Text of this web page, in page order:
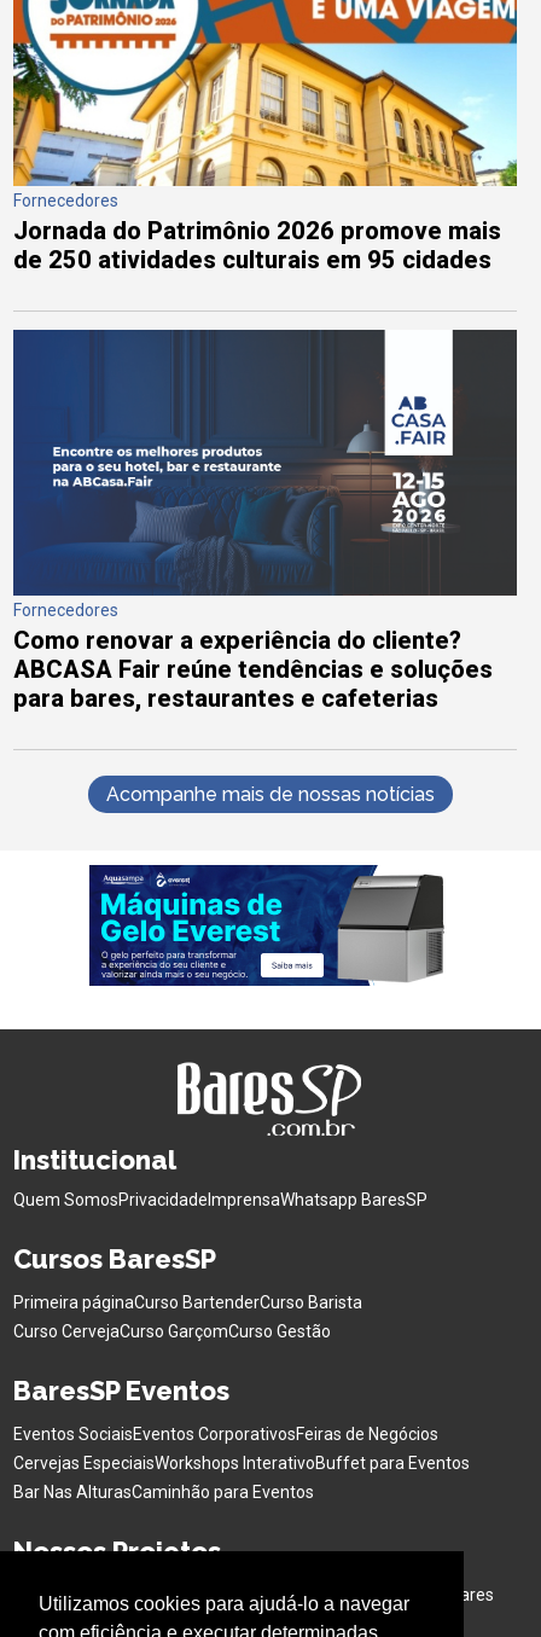
Utilizamos cookies para ajudá-lo a navegar
com eficiência e executar determinadas
Fornecedores
Jornada do Patrimônio 2026 promove mais
de 250 atividades culturais em 95 cidades
Fornecedores
Como renovar a experiência do cliente?
ABCASA Fair reúne tendências e soluções
para bares, restaurantes e cafeterias
Acompanhe mais de nossas notícias
Institucional
Quem SomosPrivacidade ImprensaWhatsapp BaresSP
Cursos BaresSP
Primeira páginaCurso BartenderCurso Barista
Curso CervejaCurso GarçomCurso Gestão
BaresSP Eventos
Eventos SociaisEventos CorporativosFeiras de Negócios
Cervejas EspeciaisWorkshops InterativoBuffet para Eventos
Bar Nas AlturasCaminhão para Eventos
Nossos Projetos
Experiência Gastronômica Família no Parque Ativação em Bares